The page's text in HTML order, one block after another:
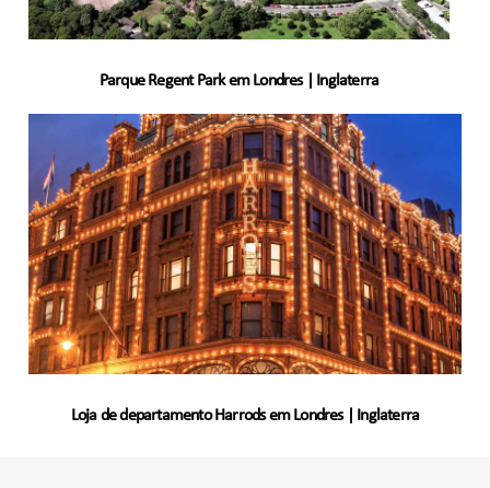
Parque Regent Park em Londres | Inglaterra
Loja de departamento Harrods em Londres | Inglaterra